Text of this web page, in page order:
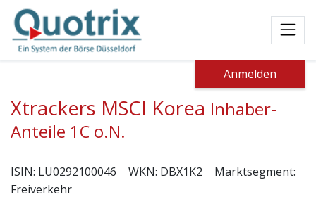
Anmelden
Xtrackers MSCI Korea Inhaber-
Anteile 1C o.N.
ISIN: LU0292100046 WKN: DBX1K2
Marktsegment:
Freiverkehr